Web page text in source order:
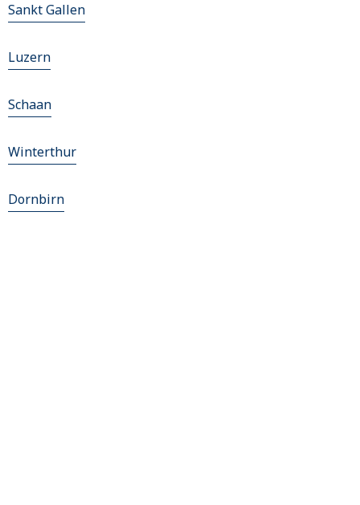
Sankt Gallen
Luzern
Schaan
Winterthur
Dornbirn